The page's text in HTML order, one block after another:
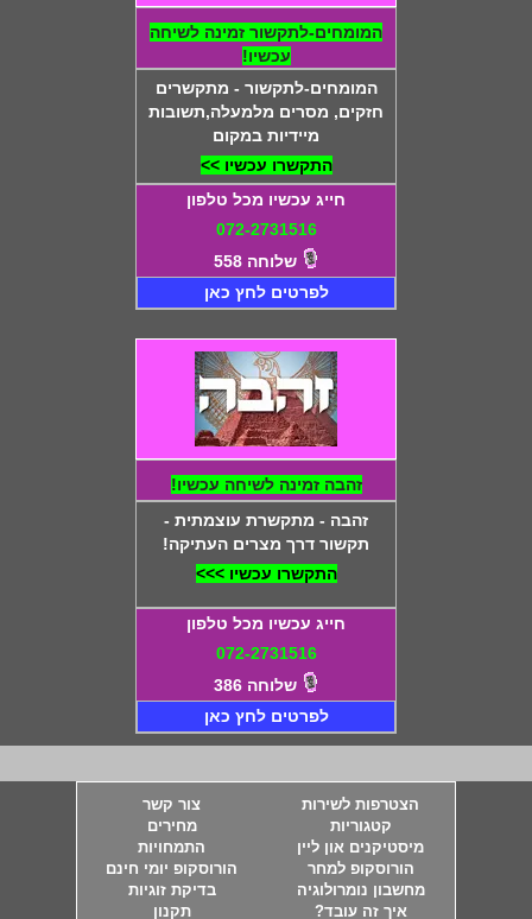
המומחים-לתקשור זמינה לשיחה
עכשיו!
המומחים-לתקשור - מתקשרים
חזקים, מסרים מלמעלה,תשובות
מיידיות במקום
התקשרו עכשיו >>
חייג עכשיו מכל טלפון
072-2731516
שלוחה 558
לפרטים לחץ כאן
זהבה זמינה לשיחה עכשיו!
זהבה - מתקשרת עוצמתית -
תקשור דרך מצרים העתיקה!
התקשרו עכשיו >>>
חייג עכשיו מכל טלפון
072-2731516
שלוחה 386
לפרטים לחץ כאן
צור קשר
הצטרפות לשירות
מחירים
קטגוריות
התמחויות
מיסטיקנים און ליין
הורוסקופ יומי חינם
הורוסקופ למחר
בדיקת זוגיות
מחשבון נומרולוגיה
תקנון
איך זה עובד?